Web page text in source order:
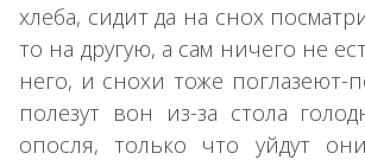
хлеба, сидит да на снох
то на другую, а сам ничего не
него, и снохи тоже поглазеют-
полезут вон из-за стола
опосля, только что уйдут